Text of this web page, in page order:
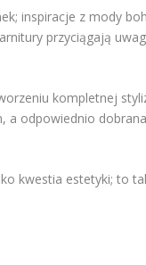
inspiracje z mody
przyciągają
kompletnej
a odpowiednio
kwestia estetyki; to